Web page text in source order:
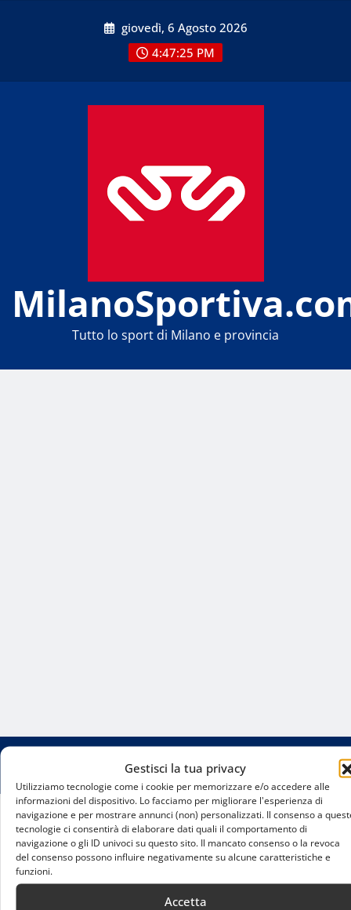
Gestisci la tua privacy
Utilizziamo tecnologie come i cookie per memorizzare e/o accedere alle
informazioni del dispositivo. Lo facciamo per migliorare l'esperienza di
navigazione e per mostrare annunci (non) personalizzati. Il consenso a
tecnologie ci consentirà di elaborare dati quali il comportamento di
navigazione o gli ID univoci su questo sito. Il mancato consenso o la revoca
del consenso possono influire negativamente su alcune caratteristiche e
funzioni.
Accetta
giovedì, 6 Agosto 2026
4:47:25 PM
Tutto lo sport di Milano e provincia
Home
Italia U18 inarrestabile: battuta anche la Cina,
sabato la sfida decisiva per la promozione